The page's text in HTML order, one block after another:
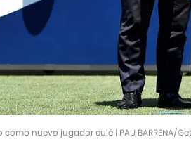
nuevo jugador culé | PAU BARRENA/